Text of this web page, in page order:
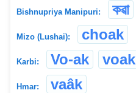
Bishnupriya Manipuri: কৱা
Mizo (Lushai): choak
Karbi: Vo-ak voak
Hmar: vaâk